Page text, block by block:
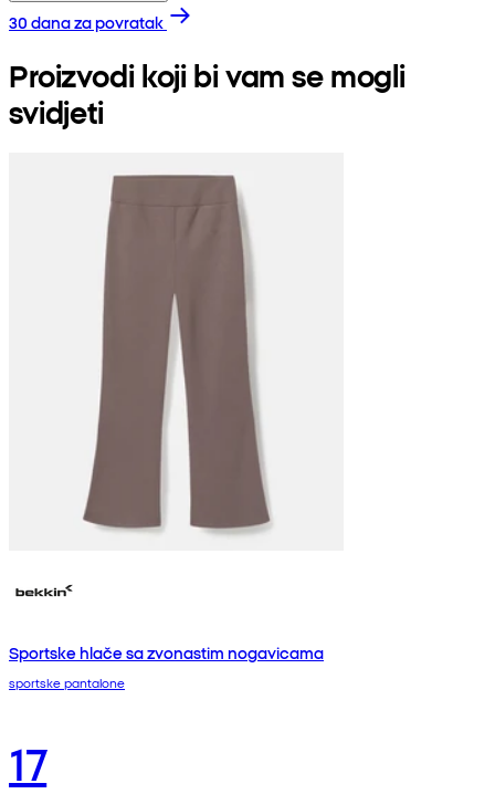
30 dana za povratak
Proizvodi koji bi vam se mogli
svidjeti
Sportske hlače sa zvonastim nogavicama
sportske pantalone
17